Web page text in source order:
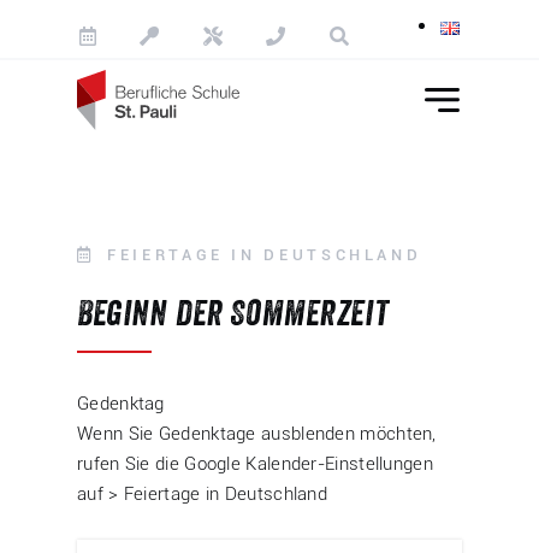
FEIERTAGE IN DEUTSCHLAND
Beginn der Sommerzeit
Gedenktag
Wenn Sie Gedenktage ausblenden möchten,
rufen Sie die Google Kalender-Einstellungen
auf > Feiertage in Deutschland